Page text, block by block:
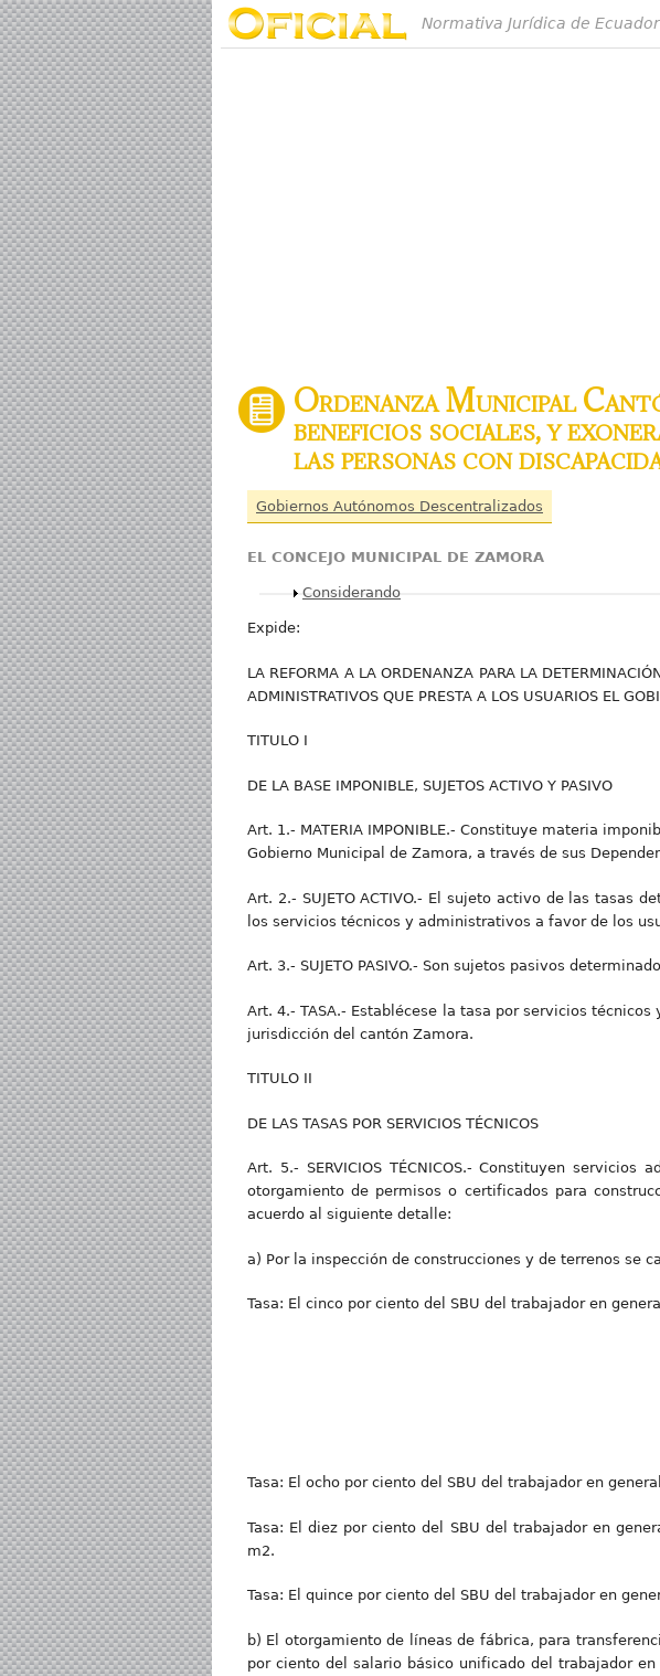
Normativa Jurídica de Ecuador
Ordenanza Municipal
beneficios sociales, y
las personas con
Gobiernos Autónomos Descentralizados
EL CONCEJO MUNICIPAL DE ZAMORA
Mostrar
Considerando
Expide:
LA REFORMA A LA ORDENANZA PARA LA
ADMINISTRATIVOS QUE PRESTA A LOS USUARIOS EL
TITULO I
DE LA BASE IMPONIBLE, SUJETOS ACTIVO Y PASIVO
Art. 1.- MATERIA IMPONIBLE.- Constituye materia
Gobierno Municipal de Zamora, a través de sus
Art. 2.- SUJETO ACTIVO.- El sujeto activo de las tasas
los servicios técnicos y administrativos a favor de los
Art. 3.- SUJETO PASIVO.- Son sujetos pasivos
Art. 4.- TASA.- Establécese la tasa por servicios
jurisdicción del cantón Zamora.
TITULO II
DE LAS TASAS POR SERVICIOS TÉCNICOS
Art. 5.- SERVICIOS TÉCNICOS.- Constituyen
otorgamiento de permisos o certificados para
acuerdo al siguiente detalle:
a) Por la inspección de construcciones y de terrenos se
Tasa: El cinco por ciento del SBU del trabajador en
Tasa: El ocho por ciento del SBU del trabajador en
Tasa: El diez por ciento del SBU del trabajador en
m2.
Tasa: El quince por ciento del SBU del trabajador en
b) El otorgamiento de líneas de fábrica, para
por ciento del salario básico unificado del trabajador